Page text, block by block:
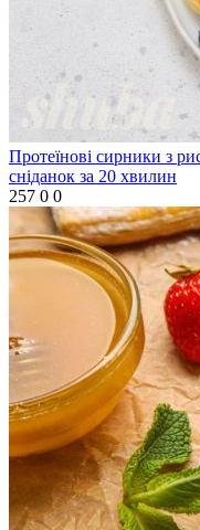
Протеїнові сирники з
сніданок за 20 хвилин
257 0 0